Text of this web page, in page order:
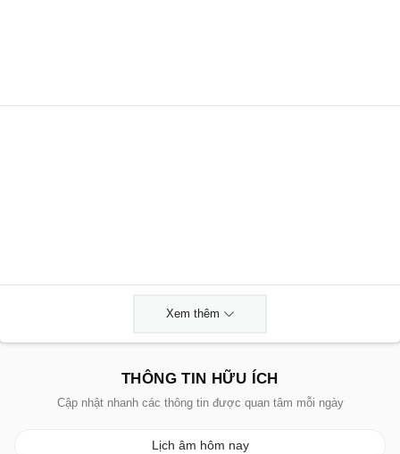
Xem thêm
THÔNG TIN HỮU ÍCH
Cập nhật nhanh các thông tin được quan tâm mỗi ngày
Lịch âm hôm nay